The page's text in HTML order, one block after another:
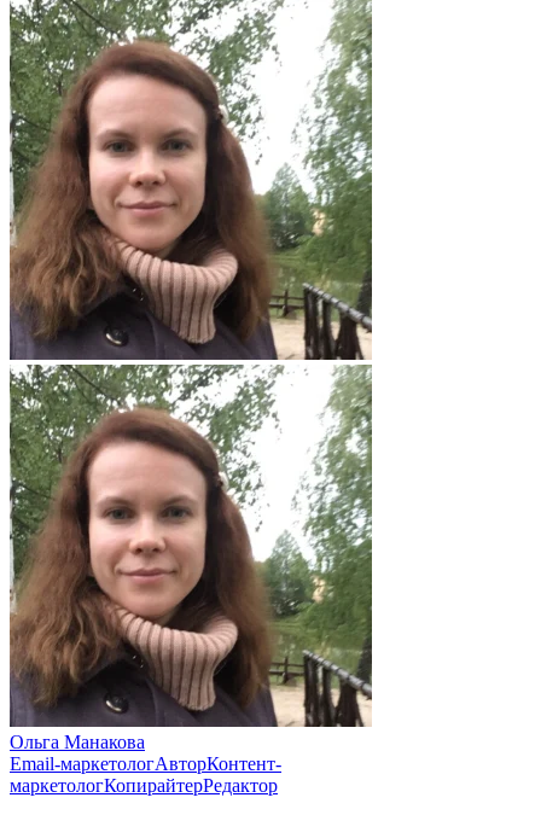
Ольга Манакова
Email-маркетологАвторКонтент-
маркетологКопирайтерРедактор